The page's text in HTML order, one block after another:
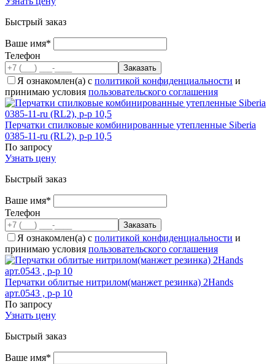
Быстрый заказ
Ваше имя*
Телефон
Я ознакомлен(а) с политикой конфиденциальности и
принимаю условия пользовательского соглашения
Перчатки спилковые комбинированные утепленные Siberia
0385-11-ru (RL2), р-р 10,5
По запросу
Узнать цену
Быстрый заказ
Ваше имя*
Телефон
Я ознакомлен(а) с политикой конфиденциальности и
принимаю условия пользовательского соглашения
Перчатки облитые нитрилом(манжет резинка) 2Hands
арт.0543 , р-р 10
По запросу
Узнать цену
Быстрый заказ
Ваше имя*